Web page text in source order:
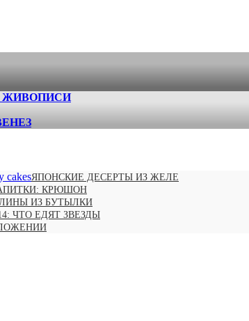
ЖИВОПИСИ
ЯПОНСКИЕ ДЕСЕРТЫ ИЗ ЖЕЛЕ
КРЮШОН
ИЗ БУТЫЛКИ
ЧТО ЕДЯТ ЗВЕЗДЫ